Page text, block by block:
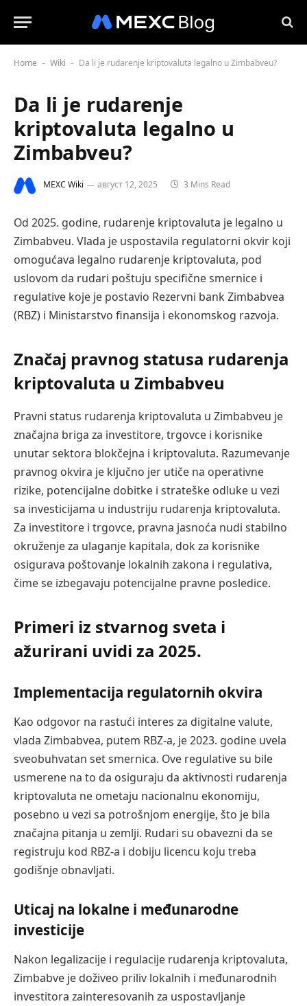
Home - Wiki - Da li je rudarenje kriptovaluta legalno u Zimbabveu?
Da li je rudarenje
kriptovaluta legalno u
Zimbabveu?
MEXC Wiki август 12, 2025 3 Mins Read
Od 2025. godine, rudarenje kriptovaluta je legalno u
Zimbabveu. Vlada je uspostavila regulatorni okvir koji
omogućava legalno rudarenje kriptovaluta, pod
uslovom da rudari poštuju specifične smernice i
regulative koje je postavio Rezervni bank Zimbabvea
(RBZ) i Ministarstvo finansija i ekonomskog razvoja.
Značaj pravnog statusa rudarenja
kriptovaluta u Zimbabveu
Pravni status rudarenja kriptovaluta u Zimbabveu je
značajna briga za investitore, trgovce i korisnike
unutar sektora blokčejna i kriptovaluta. Razumevanje
pravnog okvira je ključno jer utiče na operativne
rizike, potencijalne dobitke i strateške odluke u vezi
sa investicijama u industriju rudarenja kriptovaluta.
Za investitore i trgovce, pravna jasnoća nudi stabilno
okruženje za ulaganje kapitala, dok za korisnike
osigurava poštovanje lokalnih zakona i regulativa,
čime se izbegavaju potencijalne pravne posledice.
Primeri iz stvarnog sveta i
ažurirani uvidi za 2025.
Implementacija regulatornih okvira
Kao odgovor na rastući interes za digitalne valute,
vlada Zimbabvea, putem RBZ-a, je 2023. godine uvela
sveobuhvatan set smernica. Ove regulative su bile
usmerene na to da osiguraju da aktivnosti rudarenja
kriptovaluta ne ometaju nacionalnu ekonomiju,
posebno u vezi sa potrošnjom energije, što je bila
značajna pitanja u zemlji. Rudari su obavezni da se
registruju kod RBZ-a i dobiju licencu koju treba
godišnje obnavljati.
Uticaj na lokalne i međunarodne
investicije
Nakon legalizacije i regulacije rudarenja kriptovaluta,
Zimbabve je doživeo priliv lokalnih i međunarodnih
investitora zainteresovanih za uspostavljanje